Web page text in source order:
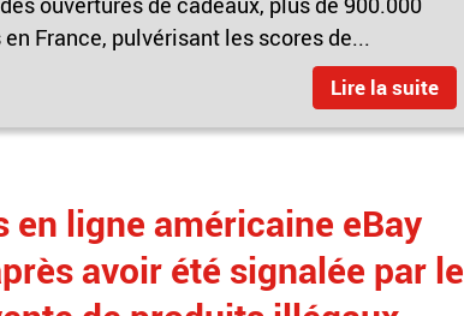
France, pulvérisant les scores de...
Lire la suite
en ligne américaine eBay
avoir été signalée par le